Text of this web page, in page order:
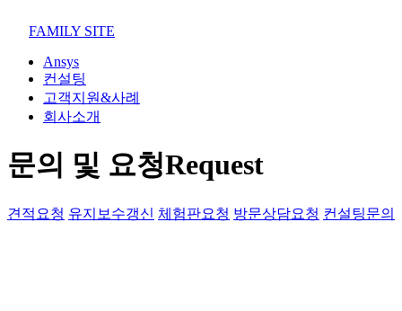
FAMILY SITE
Ansys
컨설팅
고객지원&사례
회사소개
문의 및 요청Request
견적요청 유지보수갱신 체험판요청 방문상담요청 컨설팅문의